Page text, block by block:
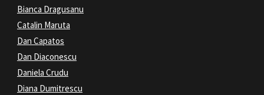
Bianca Dragusanu
Catalin Maruta
Dan Capatos
Dan Diaconescu
Daniela Crudu
Diana Dumitrescu